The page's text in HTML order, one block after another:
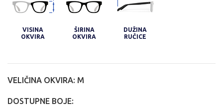
VISINA
OKVIRA
ŠIRINA
OKVIRA
DUŽINA
RUČICE
VELIČINA OKVIRA: M
DOSTUPNE BOJE: